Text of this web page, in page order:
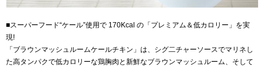
■スーパーフード“ケール”使用で 170Kcal の「プレミアム＆低カロリー」を実
現!
「ブラウンマッシュルームケールチキン」は、シグ二チャーソースでマリネし
た高タンパクで低カロリーな鶏胸肉と新鮮なブラウンマッシュルーム、そして